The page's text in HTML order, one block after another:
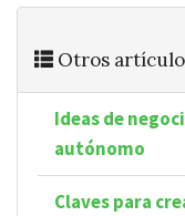
Otros
Ideas de
autónomo
Claves para